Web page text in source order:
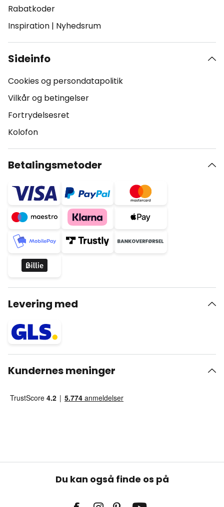
Rabatkoder
Inspiration | Nyhedsrum
Sideinfo
Cookies og persondatapolitik
Vilkår og betingelser
Fortrydelsesret
Kolofon
Betalingsmetoder
Levering med
Kundernes meninger
Du kan også finde os på